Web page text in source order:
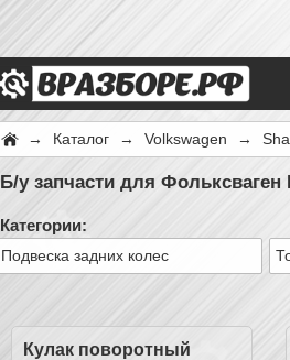
→ Каталог → Volkswagen →
Б/у запчасти для
Категории:
Подвеска задних колес
Кулак поворотный